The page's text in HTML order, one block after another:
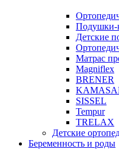
Подушки-
Детские
Матрас
Magniflex
BRENER
SISSEL
Tempur
TRELAX
Детские
Беременность и роды